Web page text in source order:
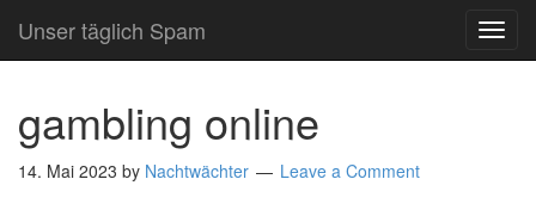
Unser täglich Spam
gambling online
14. Mai 2023 by Nachtwächter Leave a Comment